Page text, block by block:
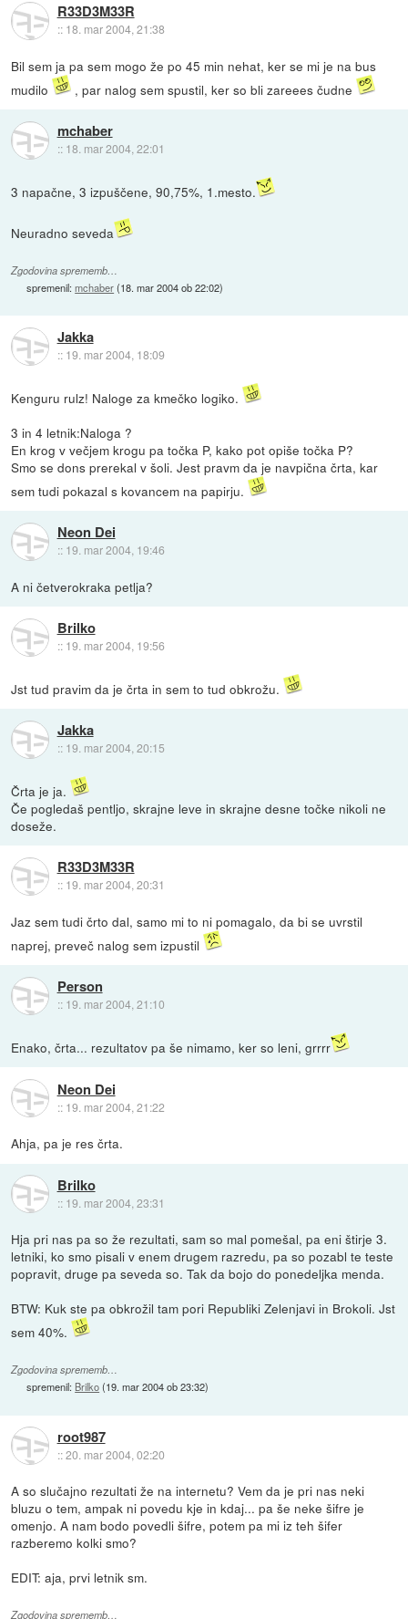
R33D3M33R
:: 18. mar 2004, 21:38
Bil sem ja pa sem mogo že po 45 min nehat, ker se mi je na bus
mudilo
, par nalog sem spustil, ker so bli zareees čudne
mchaber
:: 18. mar 2004, 22:01
3 napačne, 3 izpuščene, 90,75%, 1.mesto.
Neuradno seveda
Zgodovina sprememb…
spremenil:mchaber(18. mar 2004 ob 22:02)
Jakka
:: 19. mar 2004, 18:09
Kenguru rulz! Naloge za kmečko logiko.
3 in 4 letnik:Naloga ?
En krog v večjem krogu pa točka P, kako pot opiše točka P?
Smo se dons prerekal v šoli. Jest pravm da je navpična črta, kar
sem tudi pokazal s kovancem na papirju.
Neon Dei
:: 19. mar 2004, 19:46
A ni četverokraka petlja?
Brilko
:: 19. mar 2004, 19:56
Jst tud pravim da je črta in sem to tud obkrožu.
Jakka
:: 19. mar 2004, 20:15
Črta je ja.
Če pogledaš pentljo, skrajne leve in skrajne desne točke nikoli ne
doseže.
R33D3M33R
:: 19. mar 2004, 20:31
Jaz sem tudi črto dal, samo mi to ni pomagalo, da bi se uvrstil
naprej, preveč nalog sem izpustil
Person
:: 19. mar 2004, 21:10
Enako, črta... rezultatov pa še nimamo, ker so leni, grrrr
Neon Dei
:: 19. mar 2004, 21:22
Ahja, pa je res črta.
Brilko
:: 19. mar 2004, 23:31
Hja pri nas pa so že rezultati, sam so mal pomešal, pa eni štirje 3.
letniki, ko smo pisali v enem drugem razredu, pa so pozabl te teste
popravit, druge pa seveda so. Tak da bojo do ponedeljka menda.
BTW: Kuk ste pa obkrožil tam pori Republiki Zelenjavi in Brokoli. Jst
sem 40%.
Zgodovina sprememb…
spremenil: Brilko(19. mar 2004 ob 23:32)
root987
::20. mar 2004, 02:20
A so slučajno rezultati že na internetu? Vem da je pri nas neki
bluzu o tem, ampak ni povedu kje in kdaj... pa še neke šifre je
omenjo. A nam bodo povedli šifre, potem pa mi iz teh šifer
razberemo kolki smo?
EDIT: aja, prvi letnik sm.
Zgodovina sprememb…